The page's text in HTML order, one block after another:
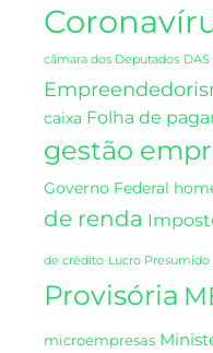
câmara dos Deputados DAS
caixa Folha de
gestão
Governo Federal
de renda
de crédito Lucro Presumido
Provisória
microempresas